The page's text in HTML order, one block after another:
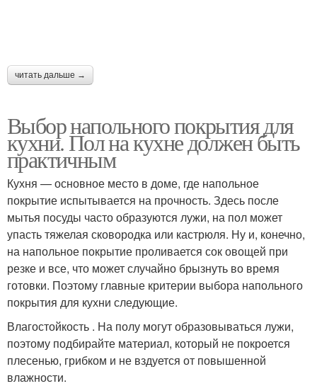
читать дальше →
Выбор напольного покрытия для
кухни. Пол на кухне должен быть
практичным
Кухня — основное место в доме, где напольное
покрытие испытывается на прочность. Здесь после
мытья посуды часто образуются лужи, на пол может
упасть тяжелая сковородка или кастрюля. Ну и, конечно,
на напольное покрытие проливается сок овощей при
резке и все, что может случайно брызнуть во время
готовки. Поэтому главные критерии выбора напольного
покрытия для кухни следующие.
Влагостойкость . На полу могут образовываться лужи,
поэтому подбирайте материал, который не покроется
плесенью, грибком и не вздуется от повышенной
влажности.